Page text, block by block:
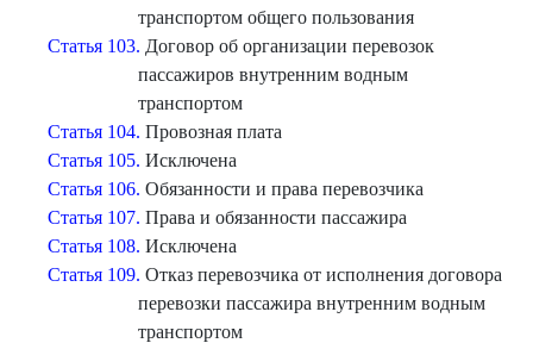
транспортом общего пользования
Статья 103. Договор об организации перевозок
пассажиров внутренним водным
транспортом
Статья 104. Провозная плата
Статья 105. Исключена
Статья 106. Обязанности и права перевозчика
Статья 107. Права и обязанности пассажира
Статья 108. Исключена
Статья 109. Отказ перевозчика от исполнения договора
перевозки пассажира внутренним водным
транспортом